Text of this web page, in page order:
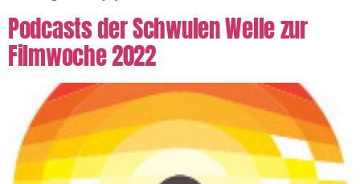
Podcasts der Schwulen Welle zur
Filmwoche 2022